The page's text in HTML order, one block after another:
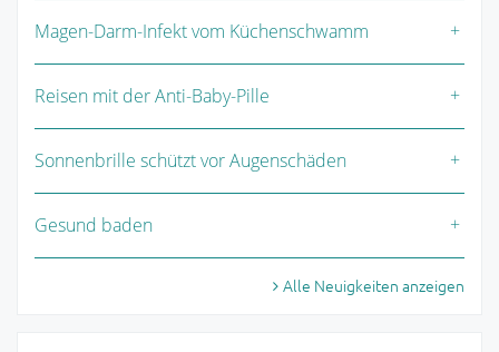
Magen-Darm-Infekt vom Küchenschwamm
Reisen mit der Anti-Baby-Pille
Sonnenbrille schützt vor Augenschäden
Gesund baden
Alle Neuigkeiten anzeigen